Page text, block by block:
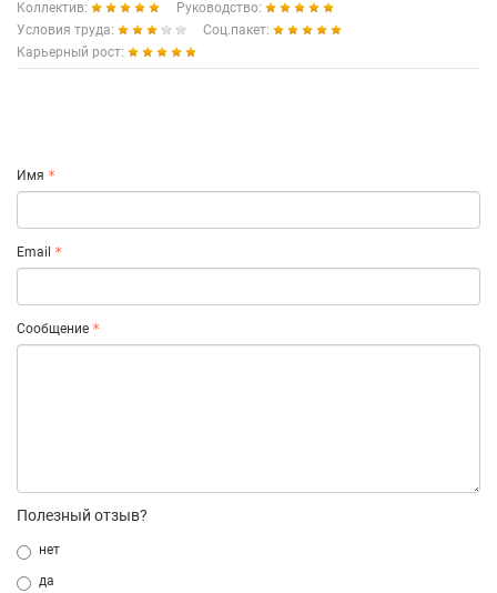
Коллектив:
Руководство:
Условия труда:
Соц.пакет:
Карьерный рост:
Имя
Email
Сообщение
Полезный отзыв?
нет
да